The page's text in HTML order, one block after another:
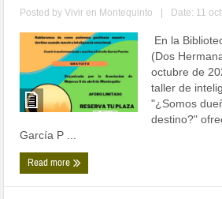
Posted byVivir en Montequinto Date: 11
En la
(Dos
octubre de
taller de
"¿Somos
destino?"
García P ...
Read more